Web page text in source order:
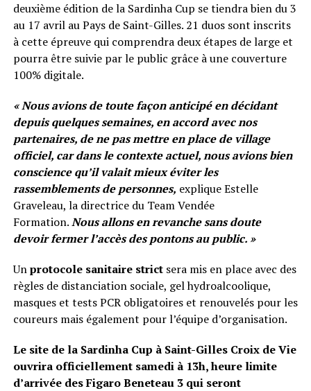
deuxième édition de la Sardinha Cup se tiendra bien du 3
au 17 avril au Pays de Saint-Gilles. 21 duos sont inscrits
à cette épreuve qui comprendra deux étapes de large et
pourra être suivie par le public grâce à une couverture
100% digitale.
« Nous avions de toute façon anticipé en décidant
depuis quelques semaines, en accord avec nos
partenaires, de ne pas mettre en place de village
officiel, car dans le contexte actuel, nous avions bien
conscience qu’il valait mieux éviter les
rassemblements de personnes, explique Estelle
Graveleau, la directrice du Team Vendée
Formation.Nous allons en revanche sans doute
devoir fermer l’accès des pontons au public. »
Unprotocole sanitaire strictsera mis en place avec des
règles de distanciation sociale, gel hydroalcoolique,
masques et tests PCR obligatoires et renouvelés pour les
coureurs mais également pour l’équipe d’organisation.
Le site de la Sardinha Cup à Saint-Gilles Croix de Vie
ouvrira officiellement samedi à 13h, heure limite
d’arrivée des Figaro Beneteau 3 qui seront